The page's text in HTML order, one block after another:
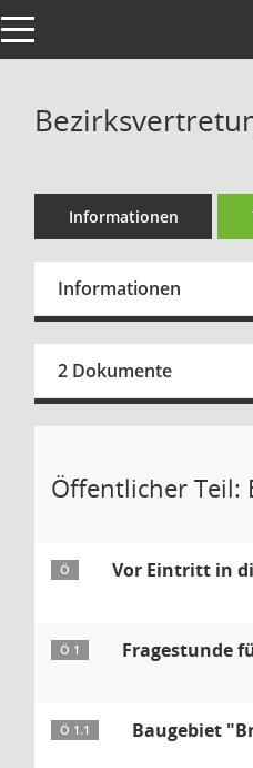
Toggle navigation
Informationen
Informationen
2 Dokumente
Öffentlicher Teil:
Ö Vor Eintritt in
Ö 1 Fragestunde
Ö 1.1 Baugebiet